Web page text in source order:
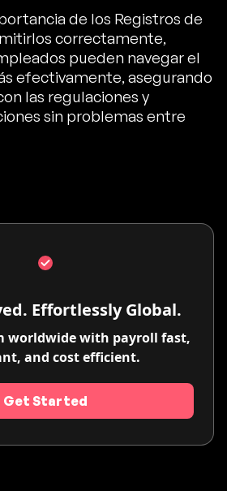
de los Registros de
correctamente,
pueden navegar el
efectivamente, asegurando
las regulaciones y
sin problemas entre
Effortlessly Global.
worldwide with payroll fast,
and cost efficient.
Get Started